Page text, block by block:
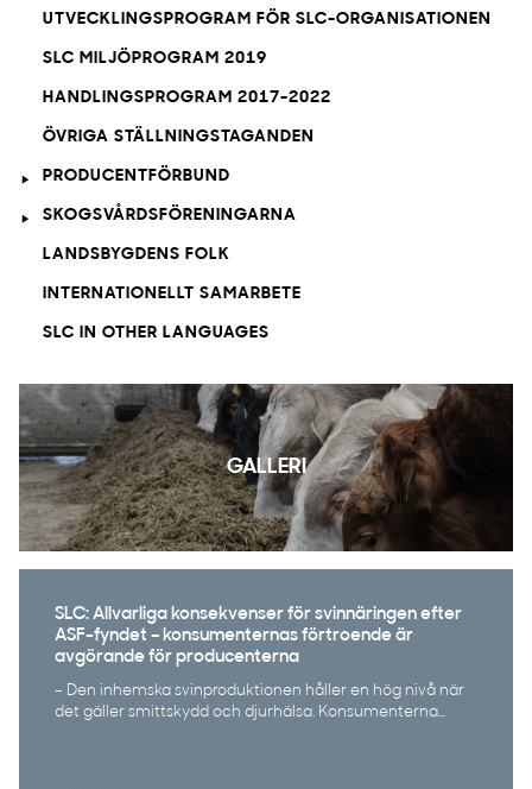
UTVECKLINGSPROGRAM FÖR SLC-ORGANISATIONEN
SLC MILJÖPROGRAM 2019
HANDLINGSPROGRAM 2017-2022
ÖVRIGA STÄLLNINGSTAGANDEN
PRODUCENTFÖRBUND
SKOGSVÅRDSFÖRENINGARNA
LANDSBYGDENS FOLK
INTERNATIONELLT SAMARBETE
SLC IN OTHER LANGUAGES
GALLERI
SLC: Allvarliga konsekvenser för svinnäringen efter
ASF-fyndet – konsumenternas förtroende är
avgörande för producenterna
– Den inhemska svinproduktionen håller en hög nivå när
det gäller smittskydd och djurhälsa. Konsumenterna...